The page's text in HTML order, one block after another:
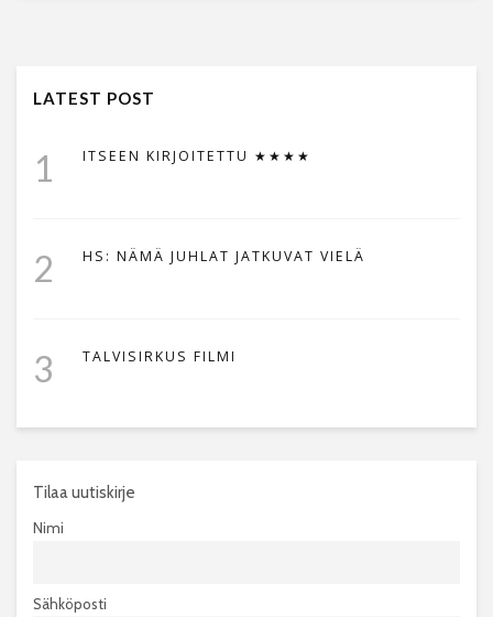
LATEST POST
1 ITSEEN KIRJOITETTU ★★★★
2 HS: NÄMÄ JUHLAT JATKUVAT VIELÄ
3 TALVISIRKUS FILMI
Tilaa uutiskirje
Nimi
Sähköposti